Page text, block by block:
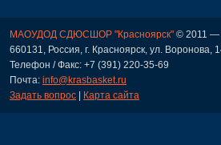
МАОУДОД СДЮСШОР "Красноярск" © 2011 —
660131, Россия, г. Красноярск, ул. Воронова,
Телефон / Факс: +7 (391) 220-35-69
Почта: info@krasbasket.ru
Задать вопрос | Карта сайта